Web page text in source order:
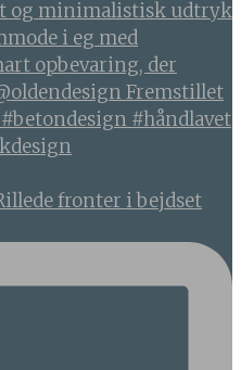
fronter i bejdset